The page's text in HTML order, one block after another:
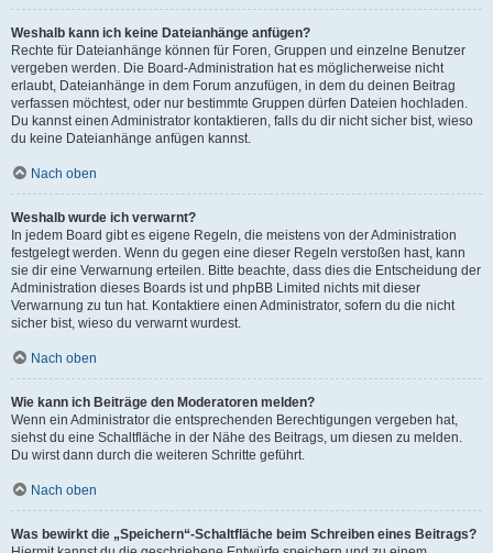
Weshalb kann ich keine Dateianhänge anfügen?
Rechte für Dateianhänge können für Foren, Gruppen und einzelne Benutzer
vergeben werden. Die Board-Administration hat es möglicherweise nicht
erlaubt, Dateianhänge in dem Forum anzufügen, in dem du deinen Beitrag
verfassen möchtest, oder nur bestimmte Gruppen dürfen Dateien hochladen.
Du kannst einen Administrator kontaktieren, falls du dir nicht sicher bist, wieso
du keine Dateianhänge anfügen kannst.
Nach oben
Weshalb wurde ich verwarnt?
In jedem Board gibt es eigene Regeln, die meistens von der Administration
festgelegt werden. Wenn du gegen eine dieser Regeln verstoßen hast, kann
sie dir eine Verwarnung erteilen. Bitte beachte, dass dies die Entscheidung der
Administration dieses Boards ist und phpBB Limited nichts mit dieser
Verwarnung zu tun hat. Kontaktiere einen Administrator, sofern du die nicht
sicher bist, wieso du verwarnt wurdest.
Nach oben
Wie kann ich Beiträge den Moderatoren melden?
Wenn ein Administrator die entsprechenden Berechtigungen vergeben hat,
siehst du eine Schaltfläche in der Nähe des Beitrags, um diesen zu melden.
Du wirst dann durch die weiteren Schritte geführt.
Nach oben
Was bewirkt die „Speichern“-Schaltfläche beim Schreiben eines Beitrags?